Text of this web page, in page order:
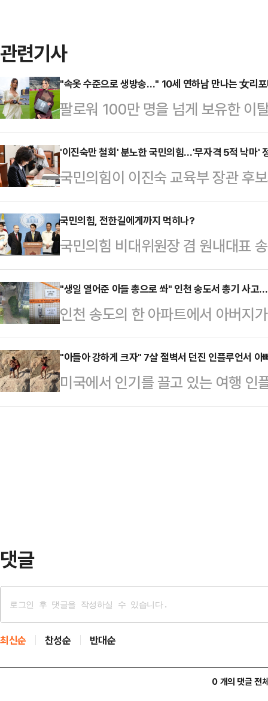
관련기사
"속옷 수준으로 생방송…" 10세 연하남 만나는 女리
팔로워 100만 명을 넘게 보유한 이
나의 과한 노출 의상이 화제의 중
에 따르면 엘레오노라 인카르도나
스타디움에서 열린 PSG와 바이에
착용했다.공개된 사진에 따르면 인
트와 브라톱 차림(사진 왼쪽)으로
셜미디어(SNS)에 공유돼 화제를
태의 상의 차림은 과하…
'이진숙만 철회' 분노한 국민의힘…'무자격 5적 낙마'
국민의힘이 이진숙 교육부 장관 후
에 분노하고 있다. 미국과의 관세협
와 수해복구를 위해 행정안전부 장
멈추지 않는 이재명 정부와 더불어
는 것이다. 이에 각종 의혹에 휩싸
보자들의 낙마를 위한 당 차원의 공
대통령실 정무수석은 20일 용산 대
령은) 고민 결과 이…
국민의힘, 전한길에게까지 먹히나?
국민의힘 비대위원장 겸 원내대표
착을 두었다.혁신위원장 인선 말이
쌍권 청산 요구-혁신위원장 사퇴-
적인 개혁 생각은 없으면서 겉으로
사람을 고른 필연적 결과였다.안철
하지 않고, 돌발적인 권영세-권성
어떻게 했는지는 아무도 모른다. 이
면서 내려가 버렸다.…
"생일 열어준 아들 총으로 쏴" 인천 송도서 총기 사고
인천 송도의 한 아파트에서 아버지
발생했다.21일 인천 연수경찰서에
시 한 아파트단지에서 "시아버지가
접수됐다. 사건 직후 현장에서 도
0시20분께 서울 서초구 일대에서
"아들아 강하게 크자" 7살 절벽서 던진 인플루언서 아
미국에서 인기를 끌고 있는 여행 인
며 7세 아들을 절벽에서 던지는 모
댓글
최신순 찬성순 반대순
0 개의 댓글 전